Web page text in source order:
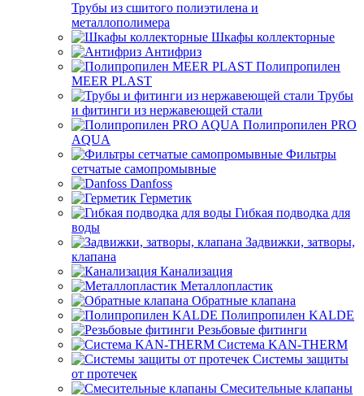
Трубы из сшитого полиэтилена и
металлополимера
Шкафы коллекторные
Антифриз
Полипропилен
MEER PLAST
Трубы
и фитинги из нержавеющей стали
Полипропилен PRO
AQUA
Фильтры
сетчатые самопромывные
Danfoss
Герметик
Гибкая подводка для
воды
Задвижки, затворы,
клапана
Канализация
Металлопластик
Обратные клапана
Полипропилен KALDE
Резьбовые фитинги
Система KAN-THERM
Системы защиты
от протечек
Смесительные клапаны